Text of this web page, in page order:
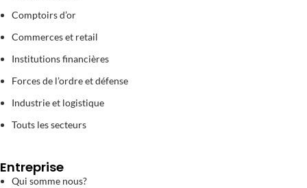
Comptoirs d’or
Commerces et retail
Institutions financières
Forces de l’ordre et défense
Industrie et logistique
Touts les secteurs
Entreprise
Qui somme nous?